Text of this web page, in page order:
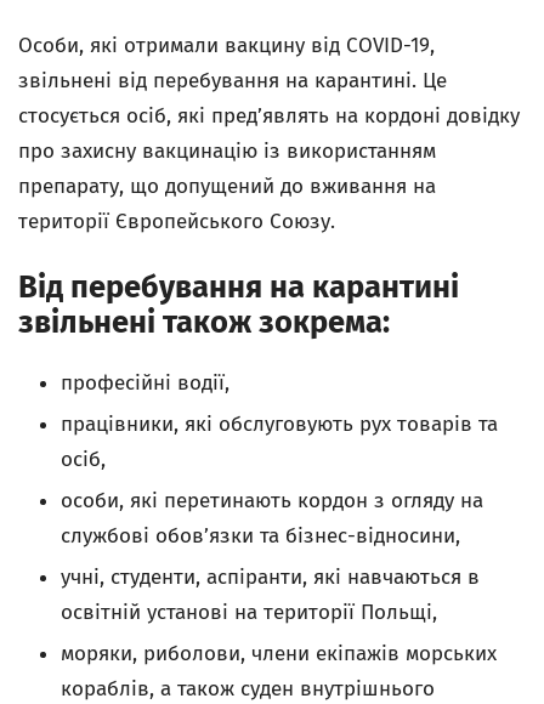
Особи, які отримали вакцину від COVID-19,
звільнені від перебування на карантині. Це
стосується осіб, які пред’являть на кордоні довідку
про захисну вакцинацію із використанням
препарату, що допущений до вживання на
території Європейського Союзу.
Від перебування на карантині
звільнені також зокрема:
професійні водії,
працівники, які обслуговують рух товарів та
осіб,
особи, які перетинають кордон з огляду на
службові обов’язки та бізнес-відносини,
учні, студенти, аспіранти, які навчаються в
освітній установі на території Польщі,
моряки, риболови, члени екіпажів морських
кораблів, а також суден внутрішнього